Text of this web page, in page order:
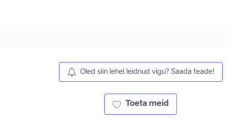
Oled siin lehel leidnud vigu? Saada teade!
Toeta meid